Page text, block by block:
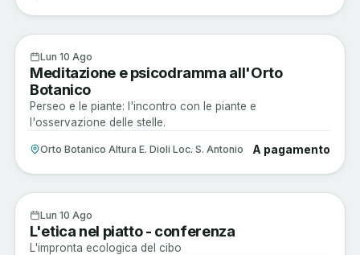
Sagre e Tradizioni
Lun 10 Ago
Meditazione e psicodramma all'Orto
Botanico
Perseo e le piante: l'incontro con le piante e
l'osservazione delle stelle.
Orto Botanico Altura E. Dioli Loc. S. Antonio A pagamento
Musica e Spettacoli
Lun 10 Ago
L'etica nel piatto - conferenza
L'impronta ecologica del cibo